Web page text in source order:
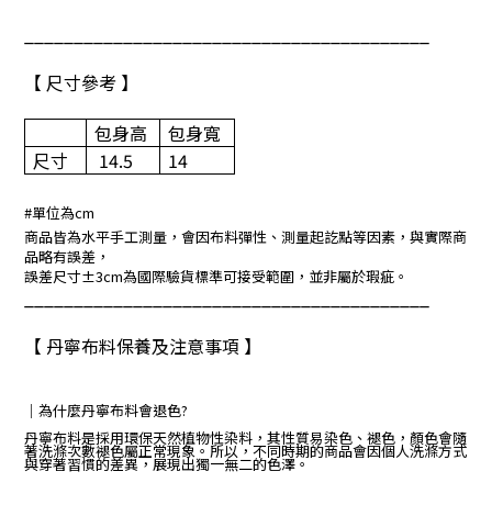
【 尺寸參考 】
包身高
包身寬
尺寸
14.5 14
#單位為cm
商品皆為水平手工測量，會因布料彈性、測量起訖點等因素，與實際商
品略有誤差，
誤差尺寸±3cm為國際驗貨標準可接受範圍，並非屬於瑕疵。
【 丹寧布料保養及注意事項 】
｜為什麼丹寧布料會退色?
丹寧布料是採用環保天然植物性染料，其性質易染色、褪色，顏色會隨
著洗滌次數褪色屬正常現象。所以，不同時期的商品會因個人洗滌方式
與穿著習慣的差異，展現出獨一無二的色澤。